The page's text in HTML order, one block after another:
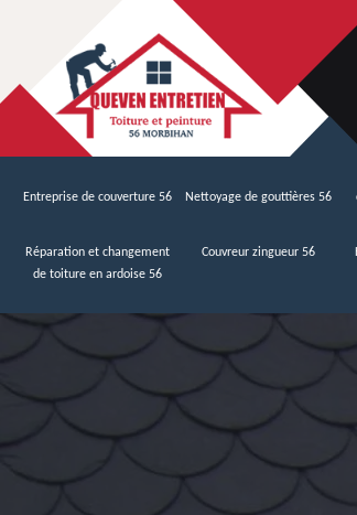
Entreprise de couverture 56 Nettoyage de gouttières 56
Réparation et changement
de toiture en ardoise 56
Couvreur zingueur 56